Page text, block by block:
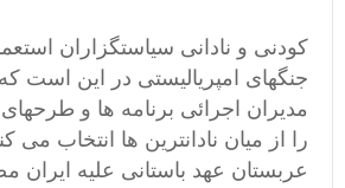
کودنی و نادانی سیاستگزاران
جنگهای امپریالیستی در این است
مدیران اجرائی برنامه ها و
را از میان نادانترین ها انتخاب می
عربستان عهد باستانی علیه